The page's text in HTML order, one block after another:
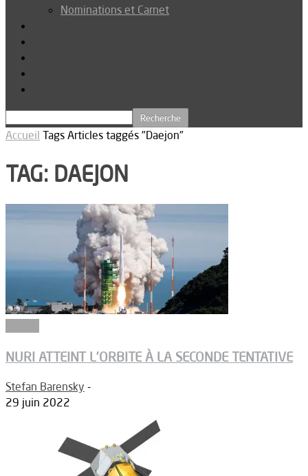
Nominations et Carnet
Accueil Tags Articles taggés "Daejon"
TAG: DAEJON
NURI ATTEINT L’ORBITE À LA SECONDE TENTATIVE
Stefan Barensky -
29 juin 2022